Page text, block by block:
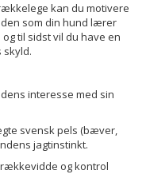
kan du motivere
som din hund lærer
til sidst vil du have en
interesse med sin
svensk pels (bæver,
jagtinstinkt.
og kontrol